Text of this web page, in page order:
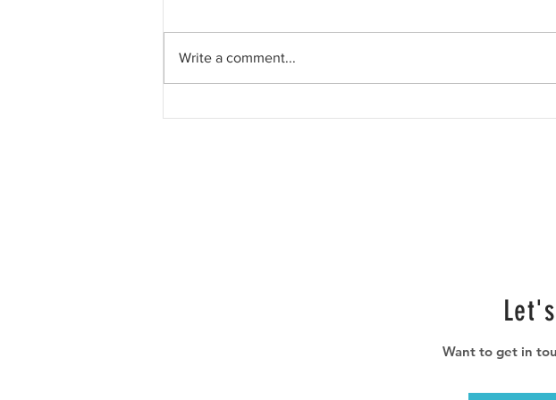
Write a comment...
Want to get in